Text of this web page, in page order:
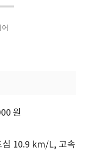
원
심 10.9 km/L, 고속